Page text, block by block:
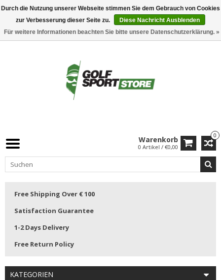
0
Warenkorb
0 Artikel / €0,00
Free Shipping Over € 100
Satisfaction Guarantee
1-2 Days Delivery
Free Return Policy
KATEGORIEN
Durch die Nutzung unserer Webseite stimmen Sie dem Gebrauch von Cookies
zur Verbesserung dieser Seite zu.
Diese Nachricht Ausblenden
Für weitere Informationen beachten Sie bitte unsere Datenschutzerklärung. »